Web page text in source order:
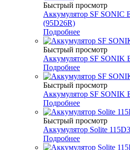
Быстрый просмотр
Аккумулятор SF SONIC
(95D26R)
Подробнее
Быстрый просмотр
Аккумулятор SF SONIK
Подробнее
Быстрый просмотр
Аккумулятор SF SONIK
Подробнее
Быстрый просмотр
Аккумулятор Solite
Подробнее